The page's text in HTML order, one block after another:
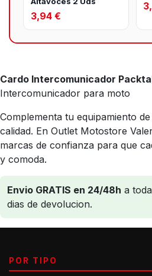
3,94 €
Cardo Intercomunicador
Intercomunicador para moto
Complementa tu equipamiento
calidad. En Outlet Motostore
marcas de confianza para que
y comoda.
Envio GRATIS en 24/48h a
dias de devolucion.
POR TIPO